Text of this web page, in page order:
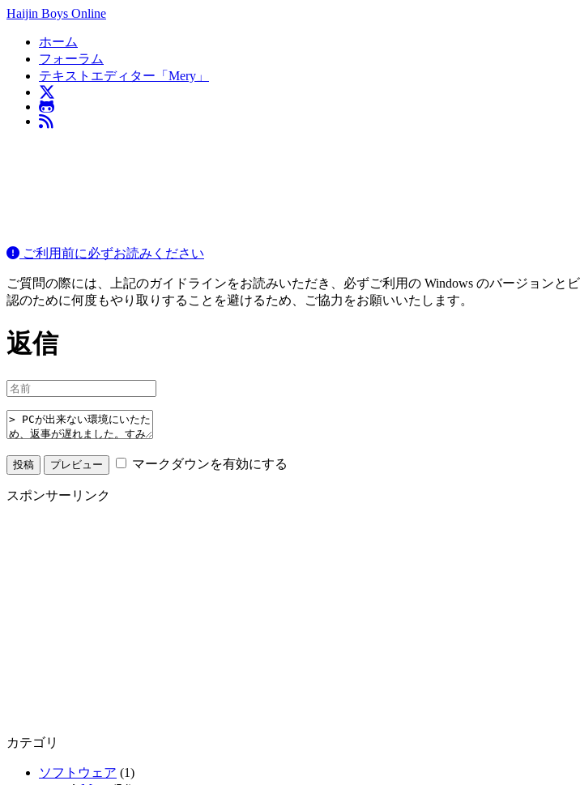
Haijin Boys Online
ホーム
フォーラム
テキストエディター「Mery」
ご利用前に必ずお読みください
ご質問の際には、上記のガイドラインをお読みいただき、必ずご利用の Windows のバージョン
認のために何度もやり取りすることを避けるため、ご協力をお願いいたします。
返信
マークダウンを有効にする
スポンサーリンク
カテゴリ
ソフトウェア (1)